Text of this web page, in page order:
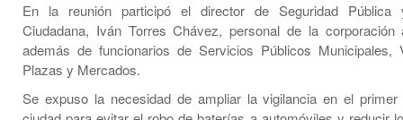
En la reunión participó el director de Seguridad Pública
Ciudadana, Iván Torres Chávez, personal de la
además de funcionarios de Servicios Públicos Municipales,
Plazas y Mercados.
Se expuso la necesidad de ampliar la vigilancia en el